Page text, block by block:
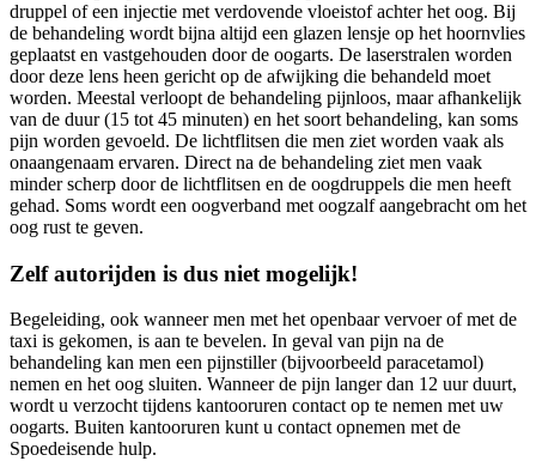
druppel of een injectie met verdovende vloeistof achter het oog. Bij
de behandeling wordt bijna altijd een glazen lensje op het hoornvlies
geplaatst en vastgehouden door de oogarts. De laserstralen worden
door deze lens heen gericht op de afwijking die behandeld moet
worden. Meestal verloopt de behandeling pijnloos, maar afhankelijk
van de duur (15 tot 45 minuten) en het soort behandeling, kan soms
pijn worden gevoeld. De lichtflitsen die men ziet worden vaak als
onaangenaam ervaren. Direct na de behandeling ziet men vaak
minder scherp door de lichtflitsen en de oogdruppels die men heeft
gehad. Soms wordt een oogverband met oogzalf aangebracht om het
oog rust te geven.
Zelf autorijden is dus niet mogelijk!
Begeleiding, ook wanneer men met het openbaar vervoer of met de
taxi is gekomen, is aan te bevelen. In geval van pijn na de
behandeling kan men een pijnstiller (bijvoorbeeld paracetamol)
nemen en het oog sluiten. Wanneer de pijn langer dan 12 uur duurt,
wordt u verzocht tijdens kantooruren contact op te nemen met uw
oogarts. Buiten kantooruren kunt u contact opnemen met de
Spoedeisende hulp.